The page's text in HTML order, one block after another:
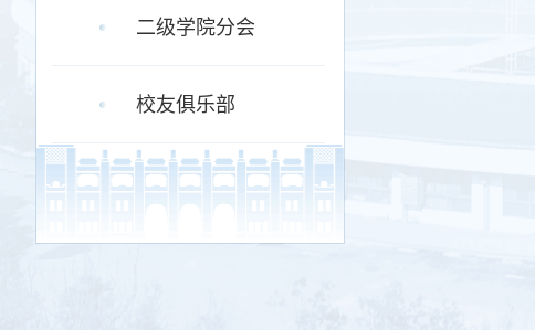
二级学院分会
校友俱乐部